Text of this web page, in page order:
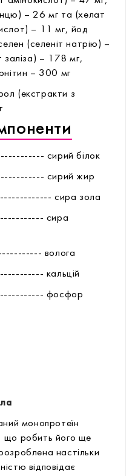
– 26 мг та (хелат
– 11 мг, йод
(селеніт натрію) –
заліза) – 178 мг,
– 300 мг
(екстракти з
сирий білок
сирий жир
сира зола
сира
волога
кальцій
фоcфор
монопротеїн
що робить його ще
настільки
відповідає